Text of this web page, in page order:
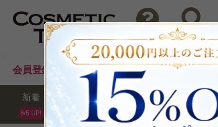
問い合わせ 検索
会員登録後のお買い物でポイントプレゼント！
新着
8/5 UP!
セール ランキング ブ